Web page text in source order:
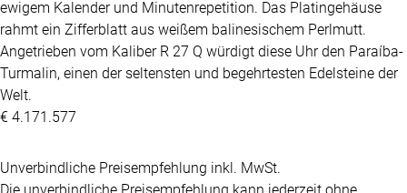
Complications
ALLE
Datenschutz
AGB
ewigem Kalender und Minutenrepetition. Das Platingehäuse
rahmt ein Zifferblatt aus weißem balinesischem Perlmutt.
Angetrieben vom Kaliber R 27 Q würdigt diese Uhr den Paraíba-
Turmalin, einen der seltensten und begehrtesten Edelsteine der
Welt.
€ 4.171.577
Unverbindliche Preisempfehlung inkl. MwSt.
Die unverbindliche Preisempfehlung kann jederzeit ohne